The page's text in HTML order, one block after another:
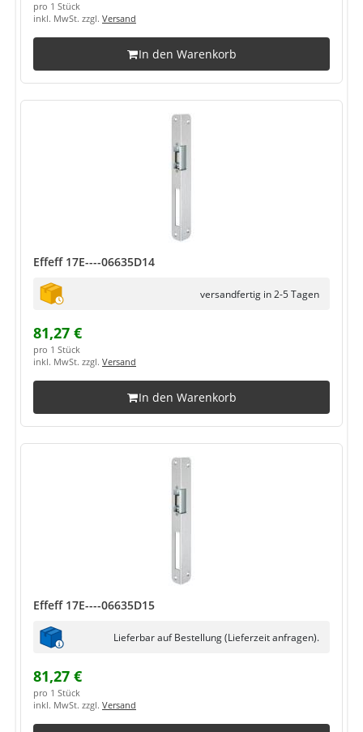
pro 1 Stück
inkl. MwSt. zzgl. Versand
In den Warenkorb
Effeff 17E----06635D14
versandfertig in 2-5 Tagen
81,27 €
pro 1 Stück
inkl. MwSt. zzgl. Versand
In den Warenkorb
Effeff 17E----06635D15
Lieferbar auf Bestellung (Lieferzeit anfragen).
81,27 €
pro 1 Stück
inkl. MwSt. zzgl. Versand